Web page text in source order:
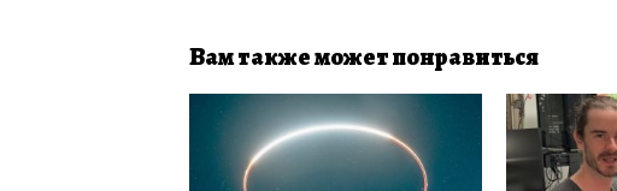
Вам также может понравиться